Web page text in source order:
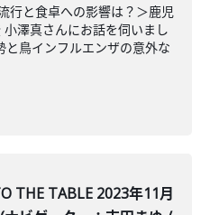
行と食卓への影響は？＞鹿児
澤真さんにお話を伺いまし
鳥インフルエンザの意外な
THE TABLE 2023年11月